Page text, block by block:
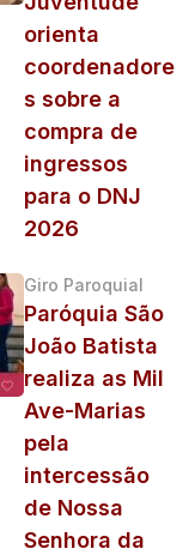
orienta
coordenadore
s sobre a
compra de
ingressos
para o DNJ
2026
Giro Paroquial
Paróquia São
João Batista
realiza as Mil
Ave-Marias
pela
intercessão
de Nossa
Senhora da